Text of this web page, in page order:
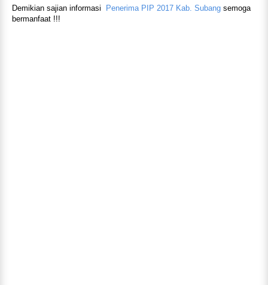
Demikian sajian informasi Penerima PIP 2017 Kab. Subang semoga
bermanfaat !!!